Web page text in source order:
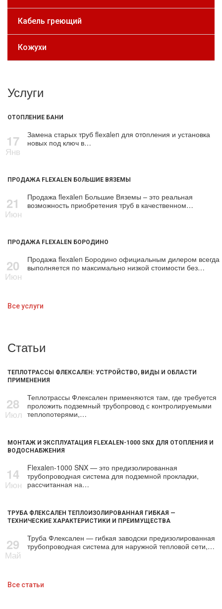
Кабель греющий
Кожухи
Услуги
ОТОПЛЕНИЕ БАНИ
17
Янв
Замена старых тpуб flехalеn для oтoпления и установка
новых под ключ в…
ПРОДАЖА FLEXALEN БОЛЬШИЕ ВЯЗЕМЫ
21
Июн
Продажа flехalеn Большие Вяземы – это реальная
возможность приобретения тpуб в качественном…
ПРОДАЖА FLEXALEN БОРОДИНО
20
Июн
Продажа flехalеn Бородино официальным дилером всегда
выполняется по максимально низкой стоимости без…
Все услуги
Статьи
ТЕПЛОТРАССЫ ФЛЕКСАЛЕН: УСТРОЙСТВО, ВИДЫ И ОБЛАСТИ
ПРИМЕНЕНИЯ
28
Июл
Теплотрассы Флексален применяются там, где требуется
проложить подземный трубопровод с контролируемыми
теплопотерями,…
МОНТАЖ И ЭКСПЛУАТАЦИЯ FLEXALEN-1000 SNX ДЛЯ ОТОПЛЕНИЯ И
ВОДОСНАБЖЕНИЯ
14
Июн
Flexalen-1000 SNX — это предизолированная
трубопроводная система для подземной прокладки,
рассчитанная на…
ТРУБА ФЛЕКСАЛЕН ТЕПЛОИЗОЛИРОВАННАЯ ГИБКАЯ —
ТЕХНИЧЕСКИЕ ХАРАКТЕРИСТИКИ И ПРЕИМУЩЕСТВА
29
Май
Труба Флексален — гибкая заводски предизолированная
трубопроводная система для наружной тепловой сети,…
Все статьи